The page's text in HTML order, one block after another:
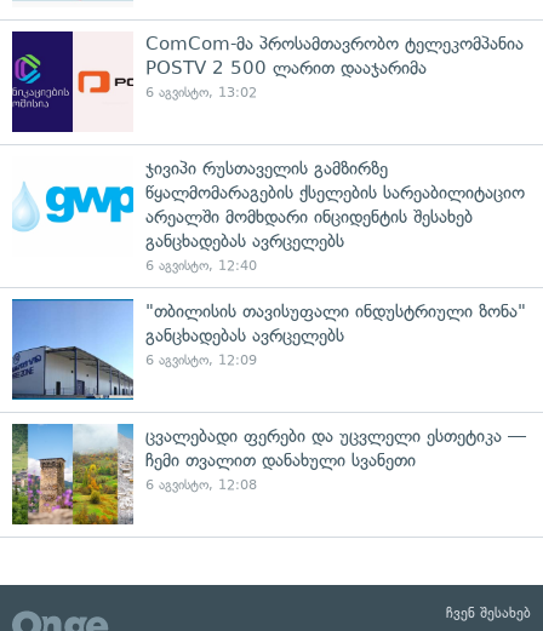
ComCom-მა პროსამთავრობო ტელეკომპანია
POSTV 2 500 ლარით დააჯარიმა
6 აგვისტო, 13:02
ჯივიპი რუსთაველის გამზირზე
წყალმომარაგების ქსელების სარეაბილიტაციო
არეალში მომხდარი ინციდენტის შესახებ
განცხადებას ავრცელებს
6 აგვისტო, 12:40
"თბილისის თავისუფალი ინდუსტრიული ზონა"
განცხადებას ავრცელებს
6 აგვისტო, 12:09
ცვალებადი ფერები და უცვლელი ესთეტიკა —
ჩემი თვალით დანახული სვანეთი
6 აგვისტო, 12:08
ჩვენ შესახებ